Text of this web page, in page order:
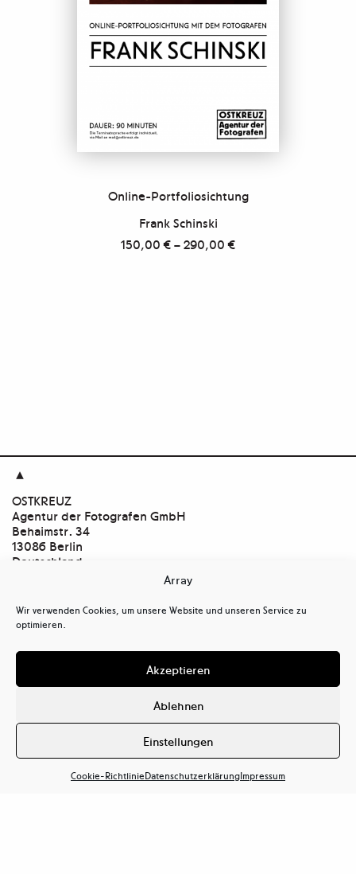
Array
Wir verwenden Cookies, um unsere Website und unseren Service zu
optimieren.
Akzeptieren
Ablehnen
Einstellungen
Cookie-RichtlinieDatenschutzerklärungImpressum
Online-Portfoliosichtung
Frank Schinski
150,00€–290,00€

OSTKREUZ
Agentur der Fotografen GmbH
Behaimstr. 34
13086 Berlin
Deutschland
tel+ 49(0)30.47 37 39 39
mail@ostkreuz.de
Mein Konto
Warenkorb
Datenschutzerklärung (EU)
Haftungsausschluss
Impressum